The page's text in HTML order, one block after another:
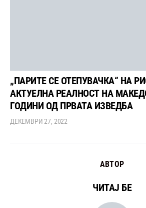
„ПАРИТЕ СЕ ОТЕПУВАЧКА“ НА
АКТУЕЛНА РЕАЛНОСТ НА
ГОДИНИ ОД ПРВАТА ИЗВЕДБА
ДЕКЕМВРИ 27, 2022
АВТОР
ЧИТАЈ БЕ